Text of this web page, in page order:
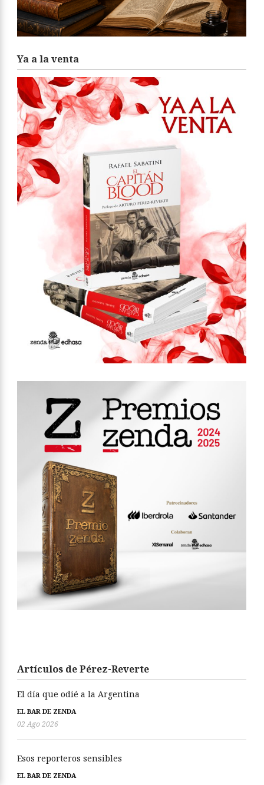
Ya a la venta
Artículos de Pérez-Reverte
El día que odié a la Argentina
EL BAR DE ZENDA
02 Ago 2026
Esos reporteros sensibles
EL BAR DE ZENDA